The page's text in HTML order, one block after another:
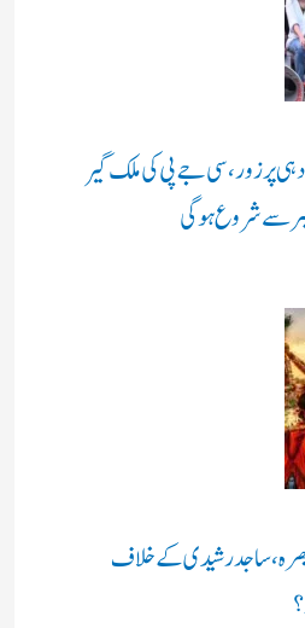
پر زور، سی جے پی کی ملک گیر
سے شروع ہوگی
تبصرہ، ساجد رشیدی کے خلاف